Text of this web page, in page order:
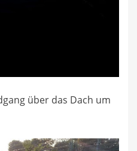
über das Dach um